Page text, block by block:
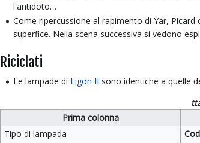
l'antidoto…
Come ripercussione al rapimento di Yar,
superfice. Nella scena successiva si vedono
Riciclati
Le lampade di Ligon II sono identiche a quelle
Prima colonna
Tipo di lampada